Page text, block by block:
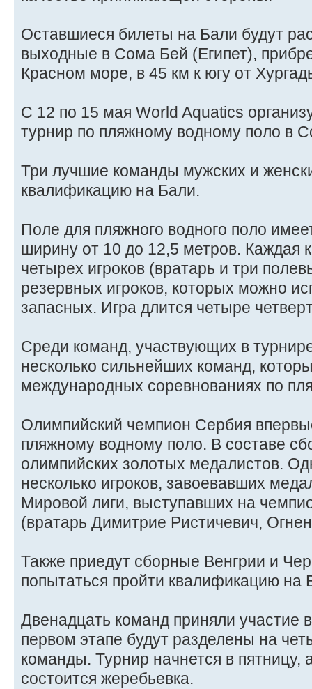
Оставшиеся билеты на Бали будут
выходные в Сома Бей (Египет),
Красном море, в 45 км к югу от
С 12 по 15 мая World Aquatics
турнир по пляжному водному поло в
Три лучшие команды мужских и
квалификацию на Бали.
Поле для пляжного водного поло
ширину от 10 до 12,5 метров. Каждая
четырех игроков (вратарь и три
резервных игроков, которых можно
запасных. Игра длится четыре
Среди команд, участвующих в
несколько сильнейших команд,
международных соревнованиях по
Олимпийский чемпион Сербия
пляжному водному поло. В составе
олимпийских золотых медалистов.
несколько игроков, завоевавших
Мировой лиги, выступавших на
(вратарь Димитрие Ристичевич,
Также приедут сборные Венгрии и
попытаться пройти квалификацию
Двенадцать команд приняли участие
первом этапе будут разделены на
команды. Турнир начнется в пятницу,
состоится жеребьевка.